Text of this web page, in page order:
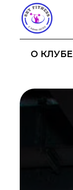
О КЛУБЕ